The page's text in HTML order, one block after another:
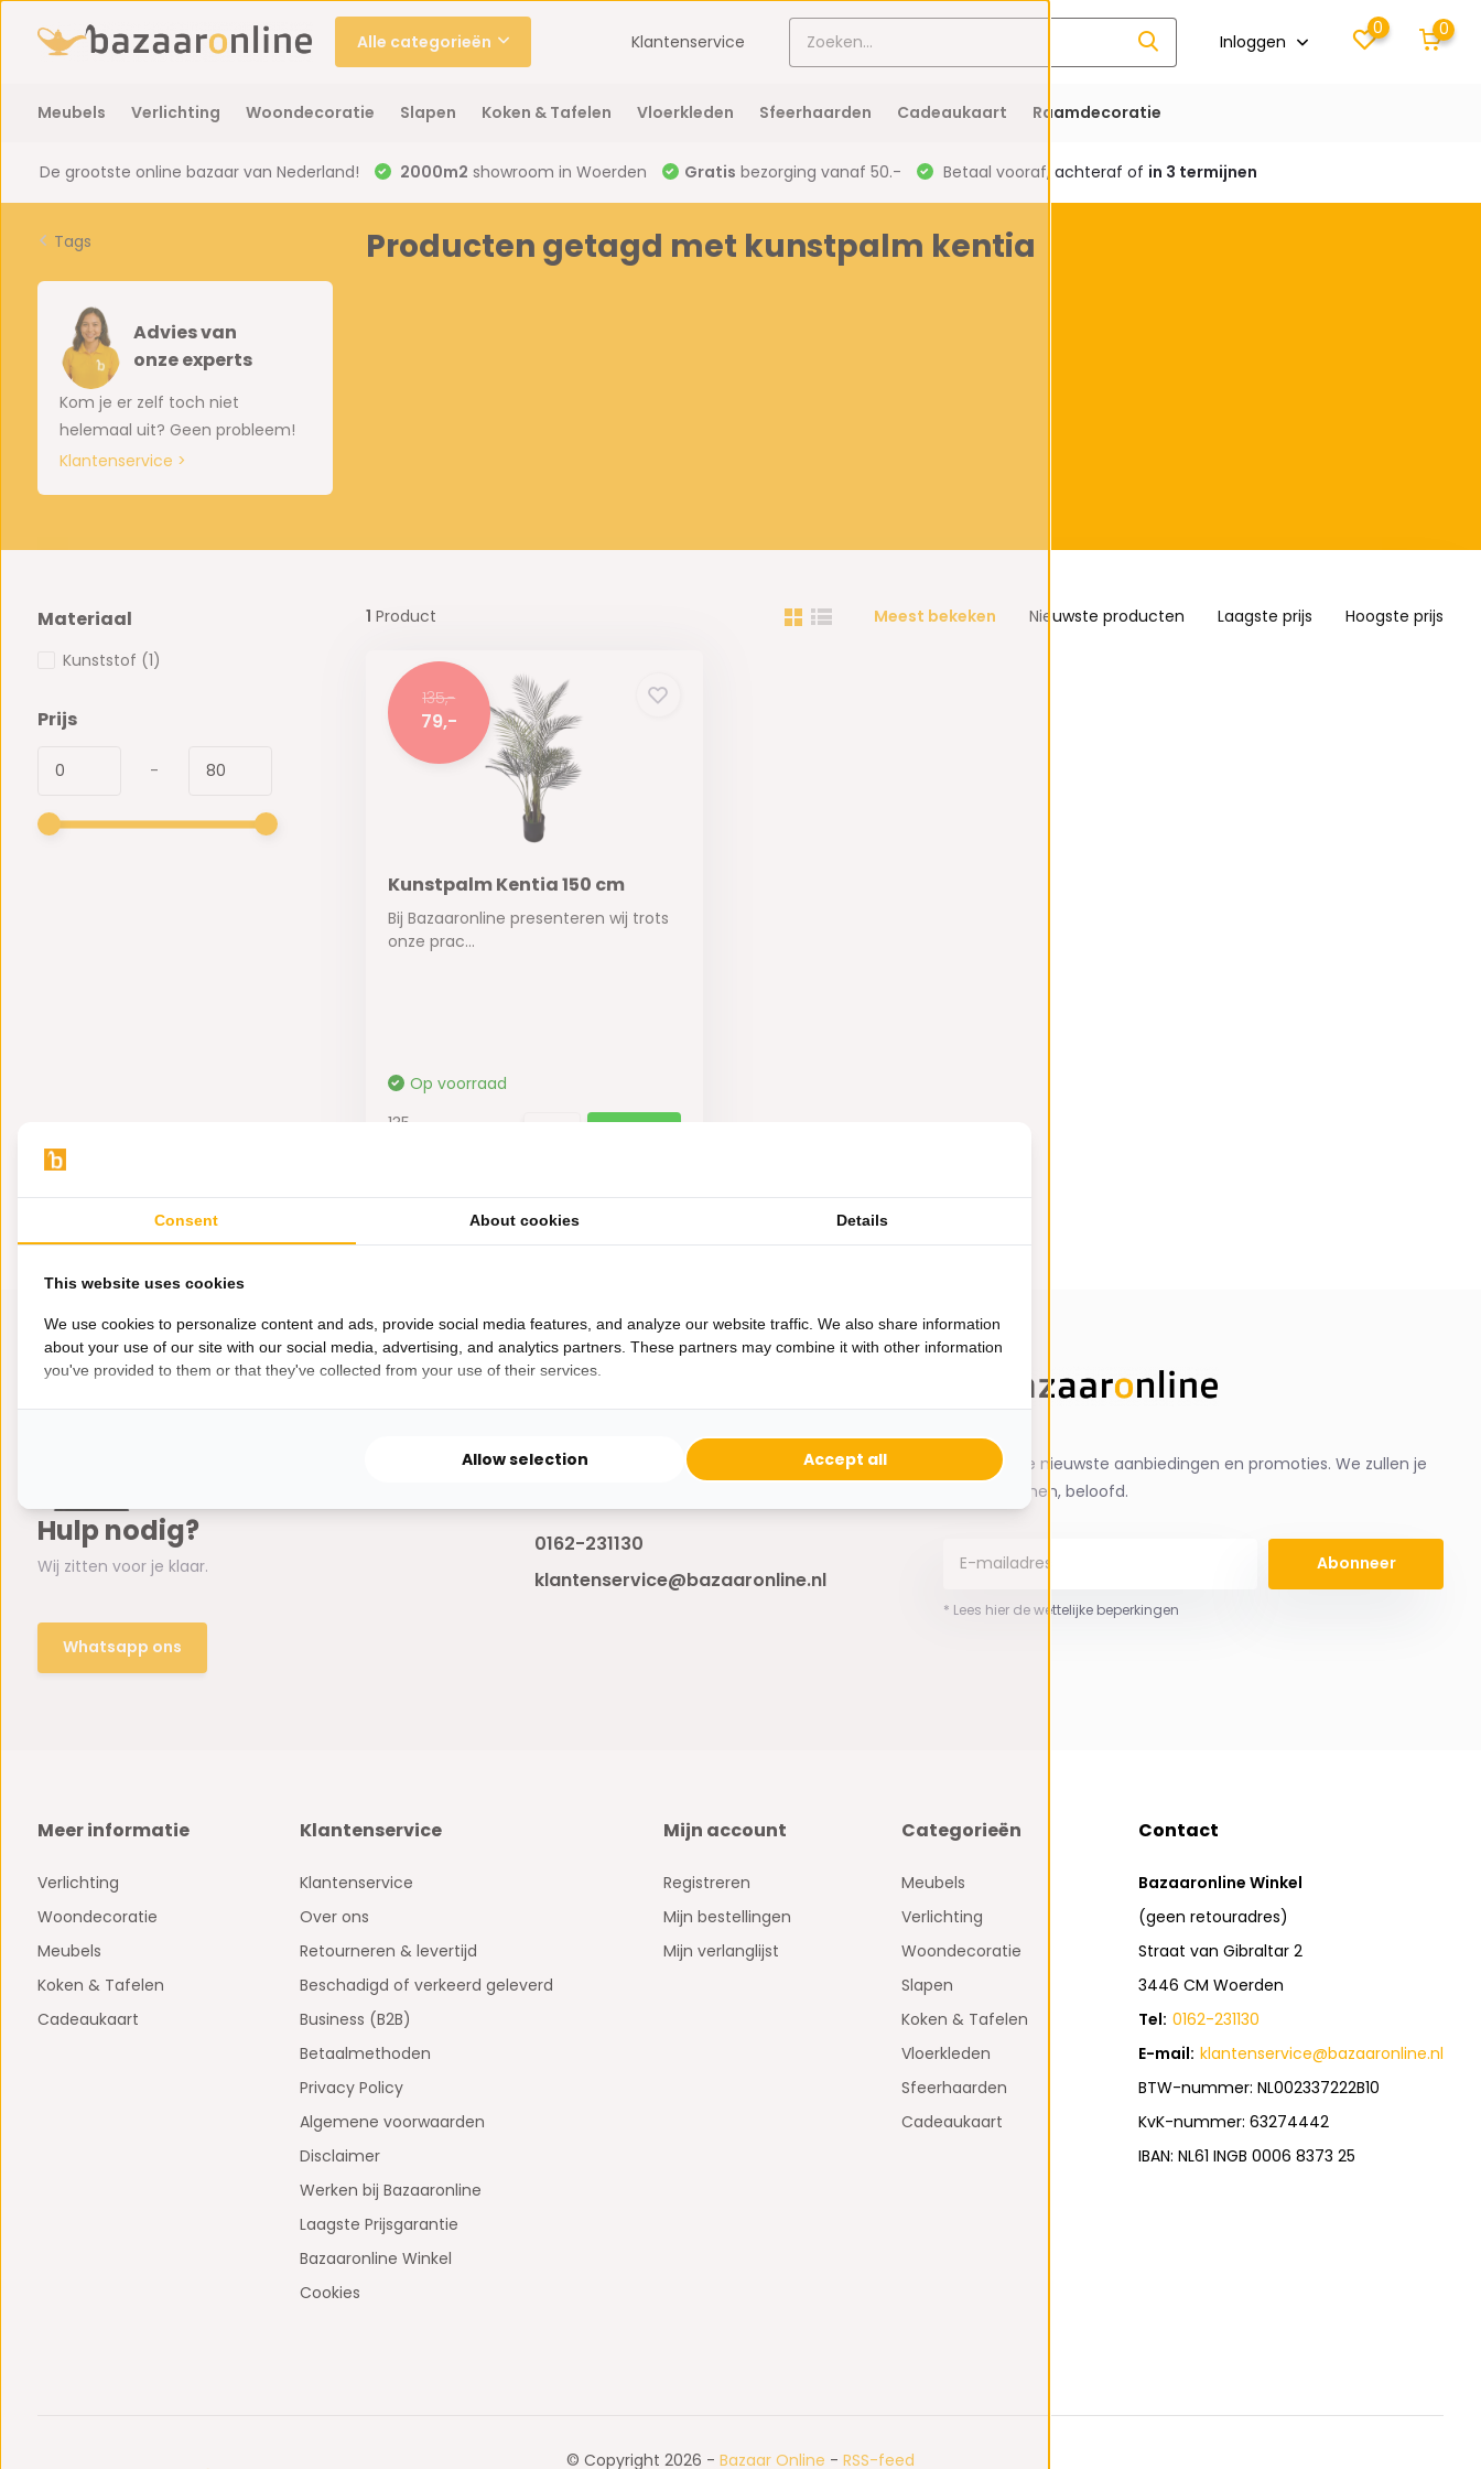
Alle categorieën Klantenservice Inloggen
0 0
Meubels Verlichting Woondecoratie Slapen Koken & Tafelen Vloerkleden Sfeerhaarden Cadeaukaart Raamdecoratie
De grootste online bazaar van Nederland! 2000m2 showroom in Woerden Gratis bezorging vanaf 50.- Betaal vooraf, achteraf of in 3 termijnen
Tags
Advies van
onze experts
Kom je er zelf toch niet
helemaal uit? Geen probleem!
Klantenservice >
Producten getagd met kunstpalm kentia
Materiaal
Kunststof (1)
Prijs
-
1 Product Meest bekeken Nieuwste producten Laagste prijs Hoogste prijs
135,-
79,-
Kunstpalm Kentia 150 cm
Bij Bazaaronline presenteren wij trots
onze prac...
Op voorraad
135,-
Hulp nodig?
Wij zitten voor je klaar.
Whatsapp ons
Heb je een vraag?
Bereikbaar van ma - vr 10:00 tot 17:00
0162-231130
klantenservice@bazaaronline.nl
Ontvang de nieuwste aanbiedingen en promoties. We zullen je
niet spammen, beloofd.
Abonneer
* Lees hier de wettelijke beperkingen
Meer informatie
Verlichting
Woondecoratie
Meubels
Koken & Tafelen
Cadeaukaart
Klantenservice
Klantenservice
Over ons
Retourneren & levertijd
Beschadigd of verkeerd geleverd
Business (B2B)
Betaalmethoden
Privacy Policy
Algemene voorwaarden
Disclaimer
Werken bij Bazaaronline
Laagste Prijsgarantie
Bazaaronline Winkel
Cookies
Mijn account
Registreren
Mijn bestellingen
Mijn verlanglijst
Categorieën
Meubels
Verlichting
Woondecoratie
Slapen
Koken & Tafelen
Vloerkleden
Sfeerhaarden
Cadeaukaart
Contact
Bazaaronline Winkel
(geen retouradres)
Straat van Gibraltar 2
3446 CM Woerden
Tel: 0162-231130
E-mail: klantenservice@bazaaronline.nl
BTW-nummer: NL002337222B10
KvK-nummer: 63274442
IBAN: NL61 INGB 0006 8373 25
© Copyright 2026 - Bazaar Online - RSS-feed
Consent About cookies Details
This website uses cookies
We use cookies to personalize content and ads, provide social media features, and analyze our website traffic. We also share information
about your use of our site with our social media, advertising, and analytics partners. These partners may combine it with other information
you've provided to them or that they've collected from your use of their services.
Allow selection Accept all